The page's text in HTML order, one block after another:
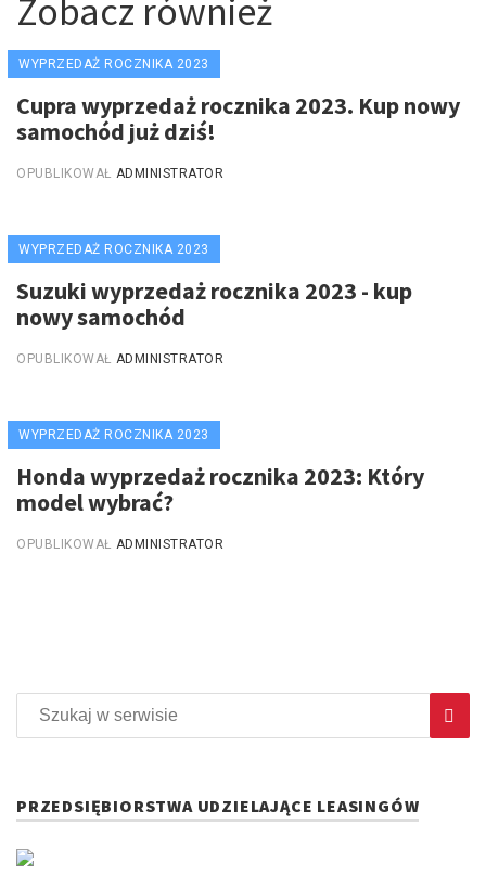
Zobacz również
WYPRZEDAŻ ROCZNIKA 2023
Cupra wyprzedaż rocznika 2023. Kup nowy
samochód już dziś!
OPUBLIKOWAŁ ADMINISTRATOR
WYPRZEDAŻ ROCZNIKA 2023
Suzuki wyprzedaż rocznika 2023 - kup
nowy samochód
OPUBLIKOWAŁ ADMINISTRATOR
WYPRZEDAŻ ROCZNIKA 2023
Honda wyprzedaż rocznika 2023: Który
model wybrać?
OPUBLIKOWAŁ ADMINISTRATOR
PRZEDSIĘBIORSTWA UDZIELAJĄCE LEASINGÓW